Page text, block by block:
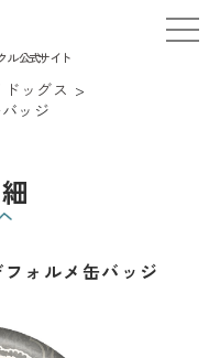
ル 公式サイト
ッグス >
ッジ
ォルメ缶バッジ